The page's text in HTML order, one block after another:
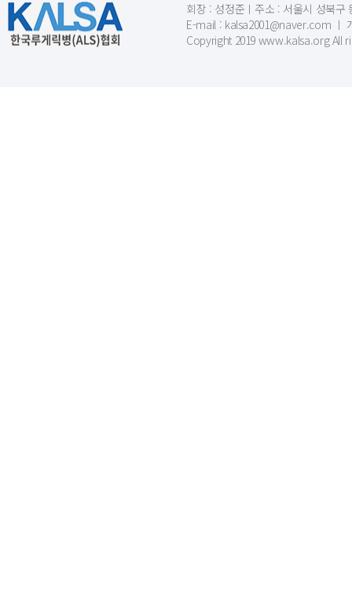
회장 : 성정준ㅣ주소 : 서울시 성북구
E-mail : kalsa2001@naver.com ㅣ
Copyright 2019 www.kalsa.org All